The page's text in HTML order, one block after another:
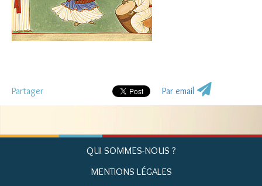
Partager Par email
QUI SOMMES-NOUS ?
MENTIONS LÉGALES